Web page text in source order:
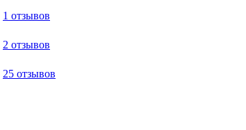
1 отзывов
2 отзывов
25 отзывов